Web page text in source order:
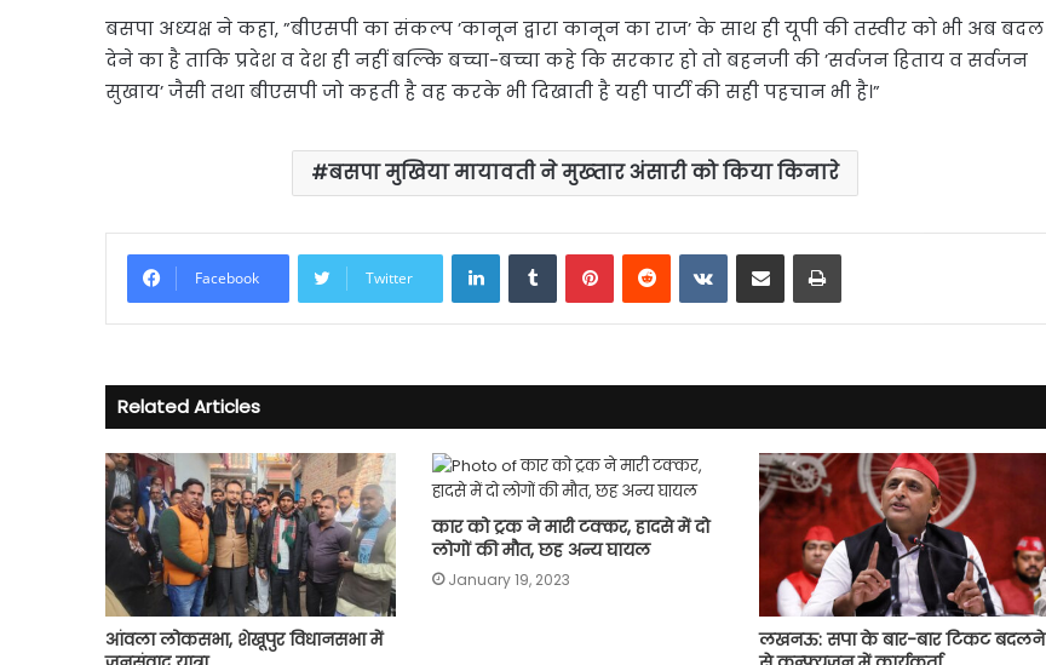
बसपा अध्‍यक्ष ने कहा, ”बीएसपी का संकल्प ’कानून द्वारा कानून का राज’ के साथ ही यूपी की तस्वीर को भी अब बदल
देने का है ताकि प्रदेश व देश ही नहीं बल्कि बच्चा-बच्चा कहे कि सरकार हो तो बहनजी की ’सर्वजन हिताय व सर्वजन
सुखाय’ जैसी तथा बीएसपी जो कहती है वह करके भी दिखाती है यही पार्टी की सही पहचान भी है।”
बसपा मुखिया मायावती ने मुख्‍तार अंसारी को किया किनारे
Facebook Twitter
LinkedInTumblrPinterestReddit VKontakte
Share via Email Print
Related Articles
आंवला लोकसभा, शेखूपुर विधानसभा में
कार को ट्रक ने मारी टक्कर, हादसे में दो
लोगों की मौत, छह अन्य घायल
January 19, 2023
लखनऊ: सपा के बार-बार टिकट बदलने